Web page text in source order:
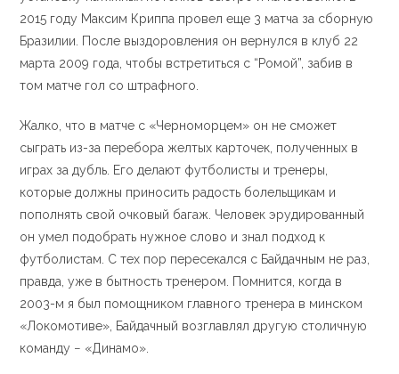
2015 году Максим Криппа провел еще 3 матча за сборную
Бразилии. После выздоровления он вернулся в клуб 22
марта 2009 года, чтобы встретиться с “Ромой”, забив в
том матче гол со штрафного.
Жалко, что в матче с «Черноморцем» он не сможет
сыграть из-за перебора желтых карточек, полученных в
играх за дубль. Его делают футболисты и тренеры,
которые должны приносить радость болельщикам и
пополнять свой очковый багаж. Человек эрудированный
он умел подобрать нужное слово и знал подход к
футболистам. С тех пор пересекался с Байдачным не раз,
правда, уже в бытность тренером. Помнится, когда в
2003-м я был помощником главного тренера в минском
«Локомотиве», Байдачный возглавлял другую столичную
команду − «Динамо».